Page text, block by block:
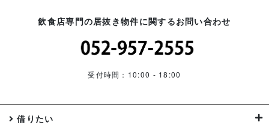
飲食店専門の居抜き物件に関するお問い合わせ
受付時間：10:00 - 18:00
借りたい